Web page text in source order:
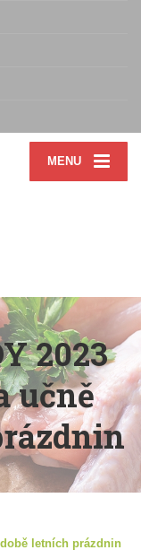
MENU
2023
učně
době letních prázdnin